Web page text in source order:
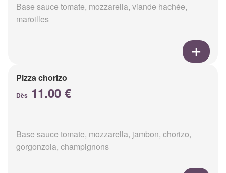
Base sauce tomate, mozzarella, viande hachée,
maroilles
Pizza chorizo
Dès 11.00 €
Base sauce tomate, mozzarella, jambon, chorizo,
gorgonzola, champignons